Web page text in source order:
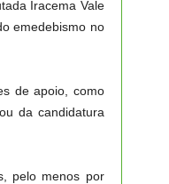
Iracema Vale
emedebismo no
de apoio, como
da candidatura
pelo menos por